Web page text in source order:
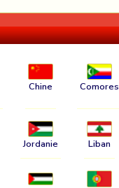
Chine Comores
Jordanie Liban